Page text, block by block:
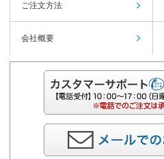
ご注文方法
会社概要